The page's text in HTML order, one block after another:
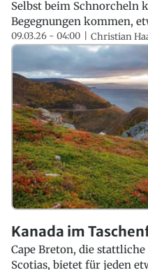
Selbst beim Schnorcheln
Begegnungen kommen,
09.03.26 - 04:00 Christian
Kanada im
Cape Breton, die
Scotias, bietet für jeden